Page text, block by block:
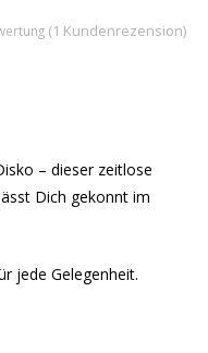
(1 Kundenrezension)
– dieser zeitlose
Dich gekonnt im
jede Gelegenheit.